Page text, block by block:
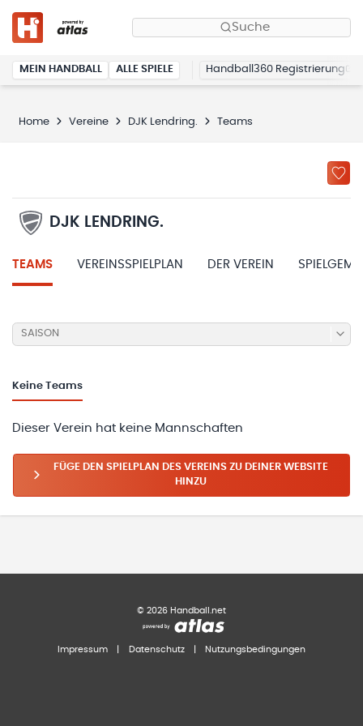
Suche
MEIN HANDBALL ALLE SPIELE Handball360 Registrierung
Home Vereine DJK Lendring. Teams
DJK LENDRING.
TEAMS VEREINSSPIELPLAN DER VEREIN
SAISON
Keine Teams
Dieser Verein hat keine Mannschaften
FÜGE DEN SPIELPLAN DES VEREINS ZU DEINER WEBSITE
HINZU
© 2026 Handball.net
Impressum Datenschutz Nutzungsbedingungen